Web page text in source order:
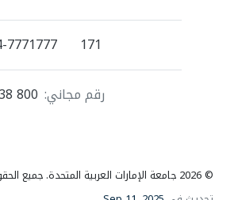
171
7771777
رقم مجاني: 800 8238
© 2026 جامعة الإمارات العربية المتحدة. جميع الحقوق محفوظة.